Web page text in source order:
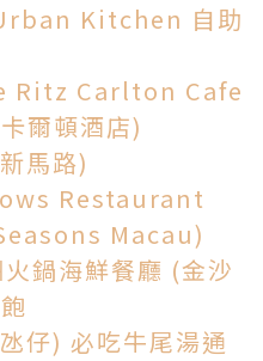
Kitchen 自助
Ritz Carlton Cafe
爾頓酒店)
馬路)
Restaurant
Macau)
鍋海鮮餐廳 (金沙
仔) 必吃牛尾湯通